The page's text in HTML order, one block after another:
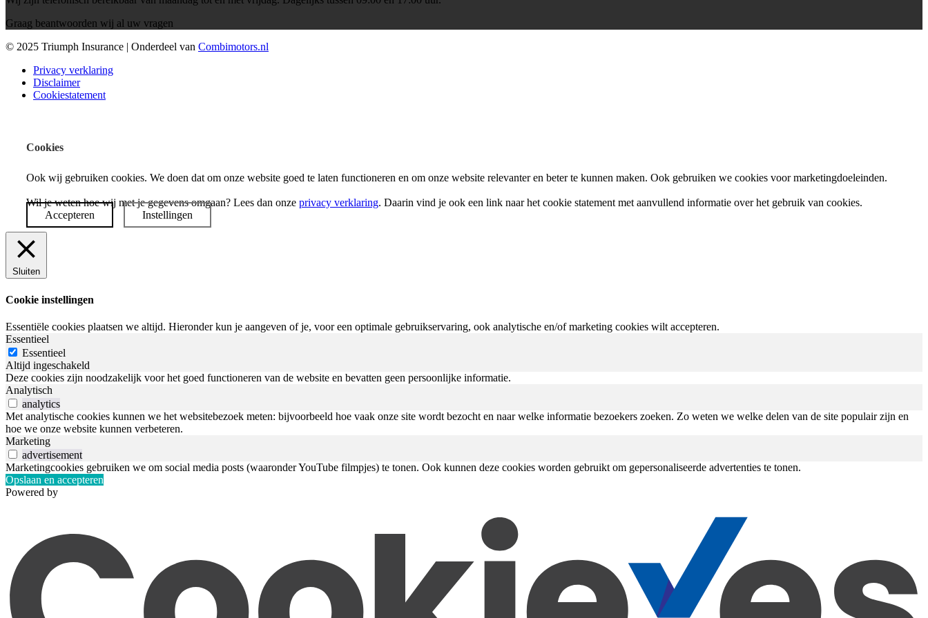
Graag beantwoorden wij al uw vragen
© 2025 Triumph Insurance | Onderdeel van Combimotors.nl
Privacy verklaring
Disclaimer
Cookiestatement
Cookies
Ook wij gebruiken cookies. We doen dat om onze website goed te laten functioneren en om onze website relevanter en beter te kunnen maken. Ook gebruiken we cookies voor marketingdoeleinden.
Wil je weten hoe wij met je gegevens omgaan? Lees dan onze privacy verklaring. Daarin vind je ook een link naar het cookie statement met aanvullend informatie over het gebruik van cookies.
Accepteren
Instellingen
Sluiten
Cookie instellingen
Essentiële cookies plaatsen we altijd. Hieronder kun je aangeven of je, voor een optimale gebruikservaring, ook analytische en/of marketing cookies wilt accepteren.
Essentieel
Essentieel
Altijd ingeschakeld
Deze cookies zijn noodzakelijk voor het goed functioneren van de website en bevatten geen persoonlijke informatie.
Analytisch
analytics
Met analytische cookies kunnen we het websitebezoek meten: bijvoorbeeld hoe vaak onze site wordt bezocht en naar welke informatie bezoekers zoeken. Zo weten we welke delen van de site populair zijn en
hoe we onze website kunnen verbeteren.
Marketing
advertisement
Marketingcookies gebruiken we om social media posts (waaronder YouTube filmpjes) te tonen. Ook kunnen deze cookies worden gebruikt om gepersonaliseerde advertenties te tonen.
Opslaan en accepteren
Powered by